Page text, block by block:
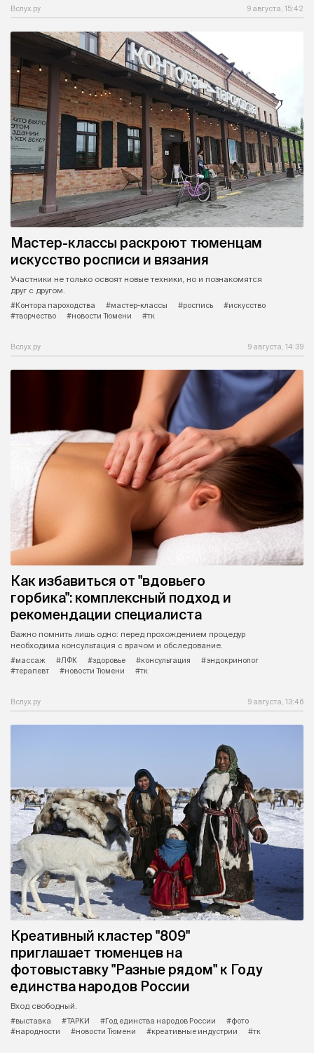
Вслух.ру 9 августа, 15:42
Мастер-классы раскроют тюменцам
искусство росписи и вязания
Участники не только освоят новые техники, но и познакомятся
друг с другом.
#Контора пароходства
#мастер-классы #роспись
#искусство
#творчество
#новости Тюмени #тк
Вслух.ру 9 августа, 14:39
Как избавиться от "вдовьего
горбика": комплексный подход и
рекомендации специалиста
Важно помнить лишь одно: перед прохождением процедур
необходима консультация с врачом и обследование.
#массаж
#ЛФК #здоровье #консультация
#эндокринолог
#терапевт
#новости Тюмени #тк
Вслух.ру 9 августа, 13:46
Креативный кластер "809"
приглашает тюменцев на
фотовыставку "Разные рядом" к Году
единства народов России
Вход свободный.
#выставка
#ТАРКИ #Год единства народов России
#фото
#народности
#новости Тюмени #креативные индустрии #тк